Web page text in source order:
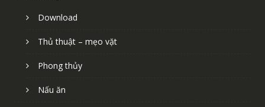
Download
Thủ thuật – mẹo vặt
Phong thủy
Nấu ăn